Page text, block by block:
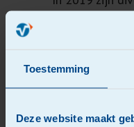
Toestemming
Deze website maakt
samengevoegd. Het
onder de